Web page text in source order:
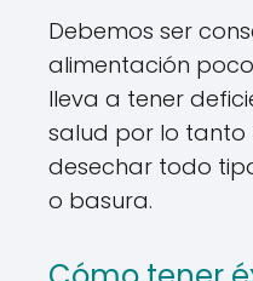
Debemos ser
alimentación
lleva a tener
salud por lo tanto
desechar todo
o basura.